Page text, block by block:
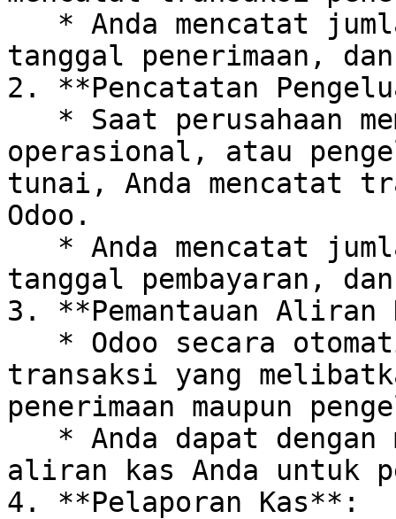
tanggal penerimaan,
2. **Pencatatan
operasional, atau
tunai, Anda mencatat
Odoo.
tanggal pembayaran,
3. **Pemantauan Aliran
transaksi yang
penerimaan maupun
aliran kas Anda untuk
4. **Pelaporan Kas**: